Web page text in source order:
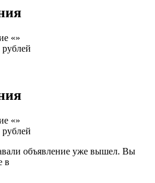
«»
рублей
«»
рублей
объявление уже вышел. Вы
в